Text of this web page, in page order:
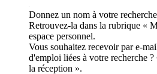
Donnez un nom à votre
Retrouvez-la dans la rubrique «
espace personnel.
Vous souhaitez recevoir par e-
d'emploi liées à votre recherche
la réception ».